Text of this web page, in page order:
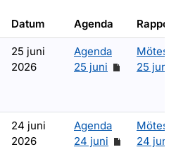
Datum Agenda Rapport
25 juni
2026
Agenda
25 juni
25 juni
24 juni
2026
Agenda
24 juni
24 juni